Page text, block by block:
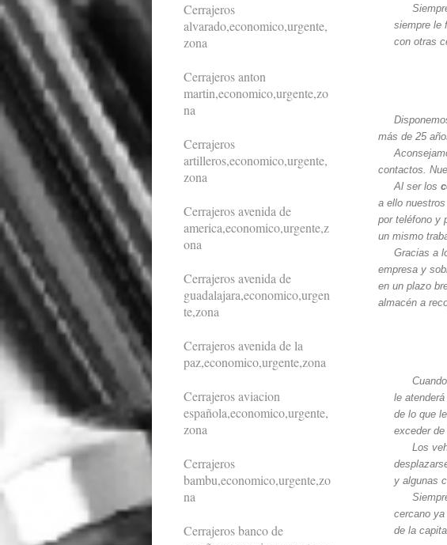
siempre le
con otras
más de 25
contactos.
Al ser los
a ello
por teléfono y
un mismo
Gracias a
empresa y
en un plazo
almacén a
le
de lo que
exceder
Los
y algunas
cercano
de la
Cerrajeros
alvarado,economico,urgente,
zona
Cerrajeros anton
martin,economico,urgente,zo
na
Cerrajeros
artilleros,economico,urgente,
zona
Cerrajeros avenida de
america,economico,urgente,z
ona
Cerrajeros avenida de
guadalajara,economico,urgen
te,zona
Cerrajeros avenida de la
paz,economico,urgente,zona
Cerrajeros aviacion
española,economico,urgente,
zona
Cerrajeros
bambu,economico,urgente,zo
na
Cerrajeros banco de